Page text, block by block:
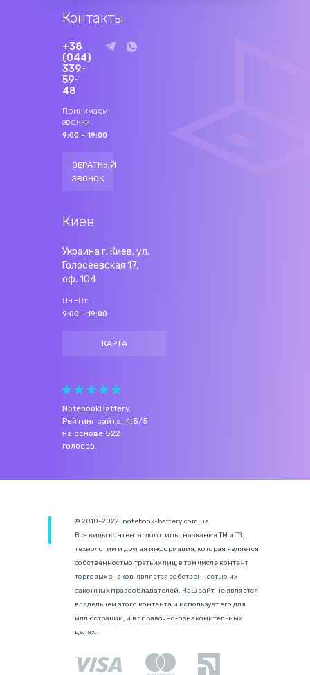
Контакты
+38
(044)
339-
59-
48
Принимаем
звонки
9:00 - 19:00
ОБРАТНЫЙ
ЗВОНОК
Киев
Украина г. Киев, ул.
Голосеевская 17,
оф. 104
Пн.-Пт.
9:00 - 19:00
КАРТА
NotebookBattery.
Рейтинг сайта: 4.5/5
на основе 522
голосов.
© 2010-2022. notebook-battery.com.ua
Все виды контента: логотипы, названия ТМ и ТЗ,
технологии и другая информация, которая является
собственностью третьих лиц, в том числе контент
торговых знаков, является собственностью их
законных правообладателей. Наш сайт не является
владельцем этого контента и использует его для
иллюстрации, и в справочно-ознакомительных
целях.